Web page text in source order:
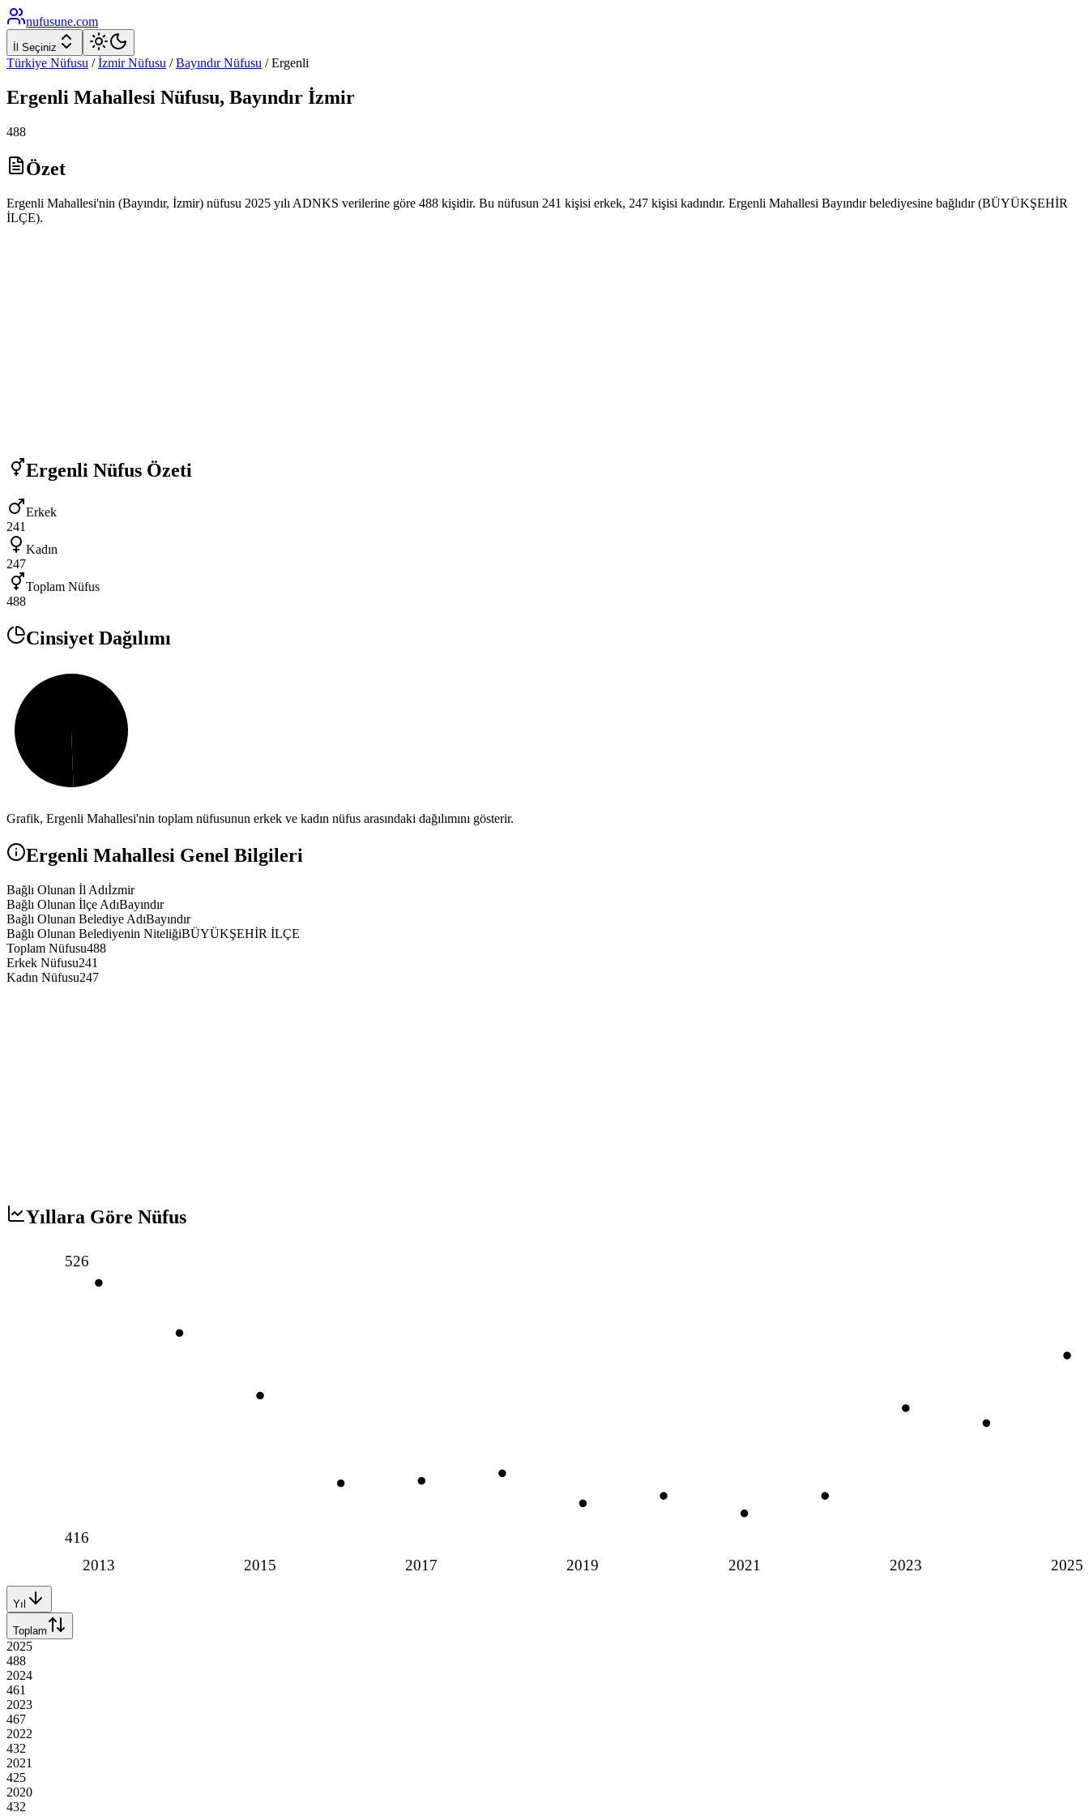
nufusune.com
İl Seçiniz
Türkiye Nüfusu / İzmirNüfusu / BayındırNüfusu /Ergenli
Ergenli Mahallesi Nüfusu, Bayındır İzmir
488
Özet
Ergenli Mahallesi'nin (Bayındır, İzmir) nüfusu 2025 yılı ADNKS verilerine göre 488 kişidir. Bu nüfusun 241 kişisi erkek, 247 kişisi kadındır. Ergenli Mahallesi Bayındır belediyesine bağlıdır (BÜYÜKŞEHİR
İLÇE).
Ergenli Nüfus Özeti
Erkek
241
Kadın
247
Toplam Nüfus
488
Cinsiyet Dağılımı
Grafik, Ergenli Mahallesi'nin toplam nüfusunun erkek ve kadın nüfus arasındaki dağılımını gösterir.
Ergenli Mahallesi Genel Bilgileri
Bağlı Olunan İl Adıİzmir
Bağlı Olunan İlçe AdıBayındır
Bağlı Olunan Belediye AdıBayındır
Bağlı Olunan Belediyenin NiteliğiBÜYÜKŞEHİR İLÇE
Toplam Nüfusu488
Erkek Nüfusu241
Kadın Nüfusu247
Yıllara Göre Nüfus
2013 2015 2017 2019 2021 2023 2025
526
416
Yıl
Toplam
2025
488
2024
461
2023
467
2022
432
2021
425
2020
432